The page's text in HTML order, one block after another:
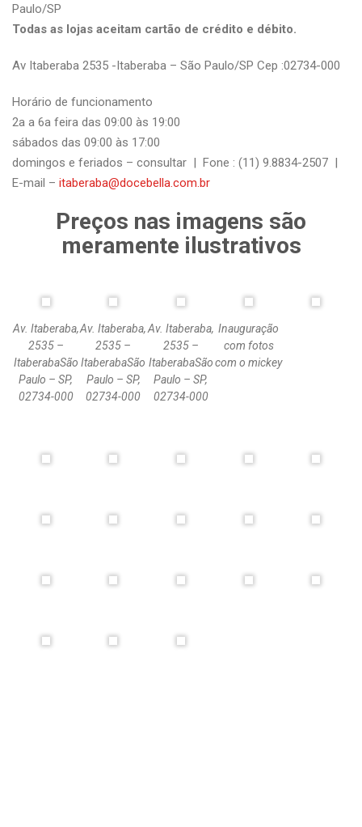
Paulo/SP
Todas as lojas aceitam cartão de crédito e débito.
Av Itaberaba 2535 -Itaberaba – São Paulo/SP Cep :02734-000
Horário de funcionamento
2a a 6a feira das 09:00 às 19:00
sábados das 09:00 às 17:00
domingos e feriados – consultar | Fone : (11) 9.8834-2507 |
E-mail – itaberaba@docebella.com.br
Preços nas imagens são
meramente ilustrativos
Av. Itaberaba,
2535 –
ItaberabaSão
Paulo – SP,
02734-000
Av. Itaberaba,
2535 –
ItaberabaSão
Paulo – SP,
02734-000
Av. Itaberaba,
2535 –
ItaberabaSão
Paulo – SP,
02734-000
Inauguração
com fotos
com o mickey